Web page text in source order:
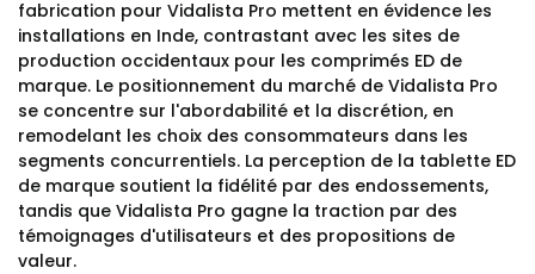
fabrication pour Vidalista Pro mettent en évidence les
installations en Inde, contrastant avec les sites de
production occidentaux pour les comprimés ED de
marque. Le positionnement du marché de Vidalista Pro
se concentre sur l'abordabilité et la discrétion, en
remodelant les choix des consommateurs dans les
segments concurrentiels. La perception de la tablette ED
de marque soutient la fidélité par des endossements,
tandis que Vidalista Pro gagne la traction par des
témoignages d'utilisateurs et des propositions de
valeur.